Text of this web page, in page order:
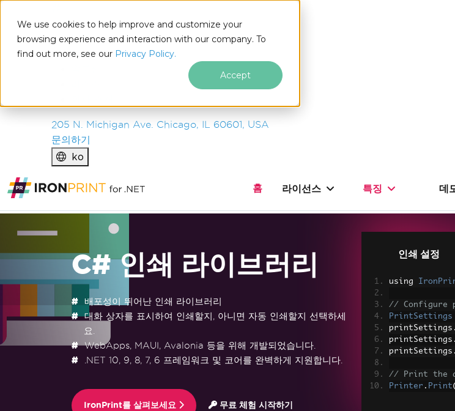
We use cookies to help improve and customize your
browsing experience and interaction with our company. To
find out more, see our Privacy Policy.
Accept
IRONSOFTWARE
제품
기업
205 N. Michigan Ave. Chicago, IL 60601, USA
문의하기
ko
홈 라이선스 특징 데
C# 인쇄 라이브러리
배포성이 뛰어난 인쇄 라이브러리
대화 상자를 표시하여 인쇄할지, 아니면 자동 인쇄할지 선택하세
요.
WebApps, MAUI, Avalonia 등을 위해 개발되었습니다.
.NET 10, 9, 8, 7, 6 프레임워크 및 코어를 완벽하게 지원합니다.
IronPrint를 살펴보세요 무료 체험 시작하기
인쇄 설정
using
// Configure
PrintSettings
printSettings .
printSettings .
printSettings .
// Print the
Printer . Print(